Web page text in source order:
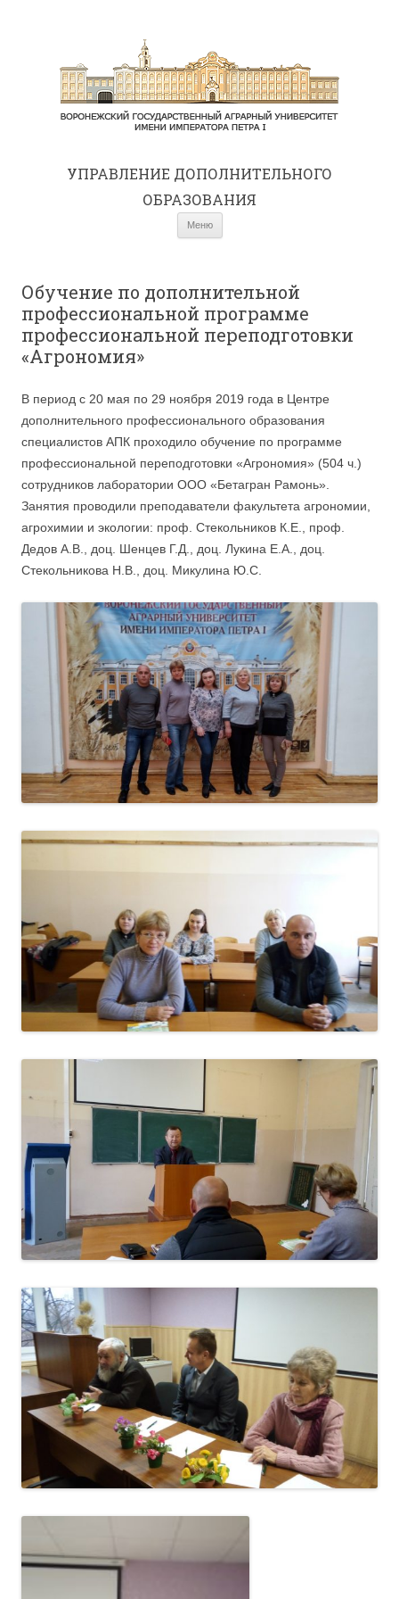
УПРАВЛЕНИЕ ДОПОЛНИТЕЛЬНОГО
ОБРАЗОВАНИЯ
Меню
Обучение по дополнительной
профессиональной программе
профессиональной переподготовки
«Агрономия»
В период с 20 мая по 29 ноября 2019 года в Центре
дополнительного профессионального образования
специалистов АПК проходило обучение по программе
профессиональной переподготовки «Агрономия» (504 ч.)
сотрудников лаборатории ООО «Бетагран Рамонь».
Занятия проводили преподаватели факультета агрономии,
агрохимии и экологии: проф. Стекольников К.Е., проф.
Дедов А.В., доц. Шенцев Г.Д., доц. Лукина Е.А., доц.
Стекольникова Н.В., доц. Микулина Ю.С.